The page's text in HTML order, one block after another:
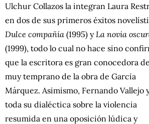
Ulchur Collazos la integran Laura
en dos de sus primeros éxitos
Dulce compañía (1995) y La novia
(1999), todo lo cual no hace sino
que la escritora es gran conocedora
muy temprano de la obra de García
Márquez. Asimismo, Fernando Vallejo
toda su dialéctica sobre la violencia
resumida en una oposición lúdica y